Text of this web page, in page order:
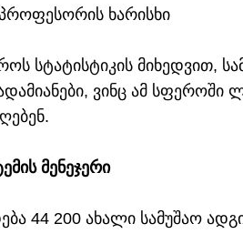
ხარისხი
სტატისტიკის მიხედვით,
ვინც ამ სფეროში
მენეჯერი
44 200 ახალი სამუშაო